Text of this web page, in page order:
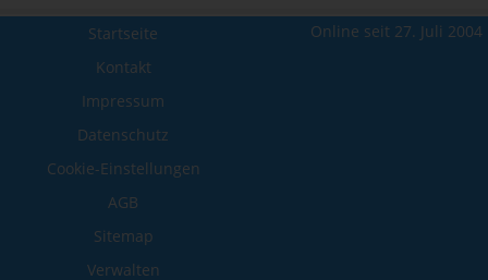
Online seit 27. Juli 2004
Startseite
Kontakt
Impressum
Datenschutz
Cookie-Einstellungen
AGB
Sitemap
Verwalten